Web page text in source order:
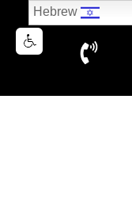
Hebrew